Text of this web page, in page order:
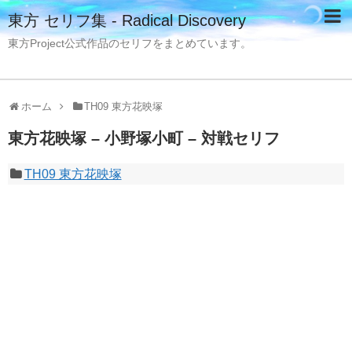
東方 セリフ集 - Radical Discovery
東方Project公式作品のセリフをまとめています。
ホーム TH09 東方花映塚
東方花映塚 – 小野塚小町 – 対戦セリフ
TH09 東方花映塚